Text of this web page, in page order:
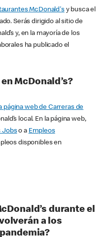
McDonald'sy busca el
Serás dirigido al sitio de
y, en la mayoría de los
ha publicado el
McDonald’s?
página web de Carreras de
local. En la página web,
Jobso a Empleos
disponibles en
durante el
a los